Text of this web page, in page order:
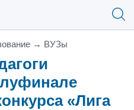
→ ВУЗы
«Лига